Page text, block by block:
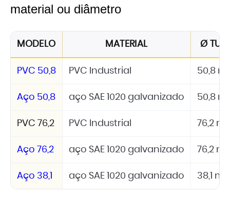
material ou diâmetro
MODELO MATERIAL Ø
PVC 50,8 PVC Industrial 50,8
Aço 50,8 aço SAE 1020 galvanizado 50,8
PVC 76,2 PVC Industrial 76,2
Aço 76,2 aço SAE 1020 galvanizado 76,2
Aço 38,1 aço SAE 1020 galvanizado 38,1